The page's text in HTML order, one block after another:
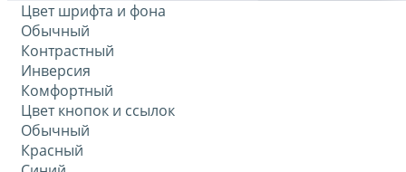
Цвет шрифта и фона
Обычный
Контрастный
Инверсия
Комфортный
Цвет кнопок и ссылок
Обычный
Красный